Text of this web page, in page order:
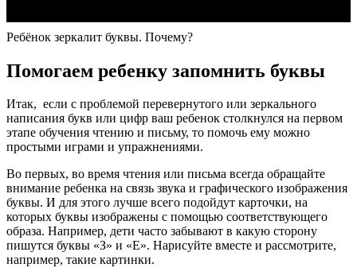
Ребёнок зеркалит буквы. Почему?
Помогаем ребенку запомнить буквы
Итак, если с проблемой перевернутого или зеркального
написания букв или цифр ваш ребенок столкнулся на первом
этапе обучения чтению и письму, то помочь ему можно
простыми играми и упражнениями.
Во первых, во время чтения или письма всегда обращайте
внимание ребенка на связь звука и графического изображения
буквы. И для этого лучше всего подойдут карточки, на
которых буквы изображены с помощью соответствующего
образа. Например, дети часто забывают в какую сторону
пишутся буквы «З» и «Е». Нарисуйте вместе и рассмотрите,
например, такие картинки.